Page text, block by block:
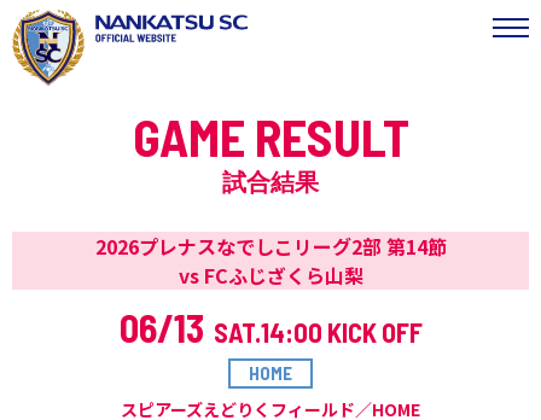
GAME RESULT
試合結果
2026プレナスなでしこリーグ2部 第14節
vs FCふじざくら山梨
06/13 SAT.14:00 KICK OFF
HOME
スピアーズえどりくフィールド／HOME